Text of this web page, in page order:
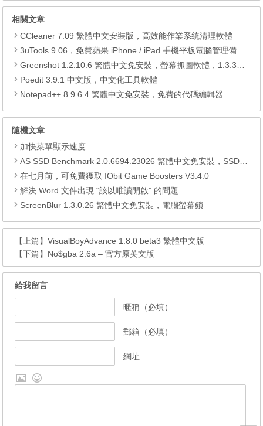
相關文章
CCleaner 7.09 繁體中文安裝版，高效能作業系統清理軟體
3uTools 9.06，免費蘋果 iPhone / iPad 手機平板電腦管理備份還原軟體
Greenshot 1.2.10.6 繁體中文免安裝，螢幕抓圖軟體，1.3.315 安裝版
Poedit 3.9.1 中文版，中文化工具軟體
Notepad++ 8.9.6.4 繁體中文免安裝，免費的代碼編輯器
隨機文章
加快菜單顯示速度
AS SSD Benchmark 2.0.6694.23026 繁體中文免安裝，SSD硬碟效能測試工具 4K對齊檢查
在七月前，可免費獲取 IObit Game Boosters V3.4.0
解決 Word 文件出現 “該以唯讀開啟” 的問題
ScreenBlur 1.3.0.26 繁體中文免安裝，電腦螢幕鎖
【上篇】VisualBoyAdvance 1.8.0 beta3 繁體中文版
【下篇】 No$gba 2.6a – 官方原英文版
給我留言
暱稱（必填）
郵箱（必填）
網址